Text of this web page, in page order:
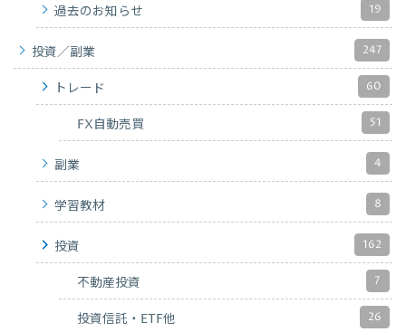
過去のお知らせ 19
投資／副業 247
トレード 60
FX自動売買 51
副業 4
学習教材 8
投資 162
不動産投資 7
投資信託・ETF他 26